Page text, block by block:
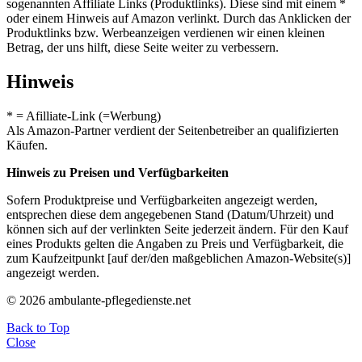
sogenannten Affiliate Links (Produktlinks). Diese sind mit einem *
oder einem Hinweis auf Amazon verlinkt. Durch das Anklicken der
Produktlinks bzw. Werbeanzeigen verdienen wir einen kleinen
Betrag, der uns hilft, diese Seite weiter zu verbessern.
Hinweis
* = Afilliate-Link (=Werbung)
Als Amazon-Partner verdient der Seitenbetreiber an qualifizierten
Käufen.
Hinweis zu Preisen und Verfügbarkeiten
Sofern Produktpreise und Verfügbarkeiten angezeigt werden,
entsprechen diese dem angegebenen Stand (Datum/Uhrzeit) und
können sich auf der verlinkten Seite jederzeit ändern. Für den Kauf
eines Produkts gelten die Angaben zu Preis und Verfügbarkeit, die
zum Kaufzeitpunkt [auf der/den maßgeblichen Amazon-Website(s)]
angezeigt werden.
© 2026 ambulante-pflegedienste.net
Back to Top
Close